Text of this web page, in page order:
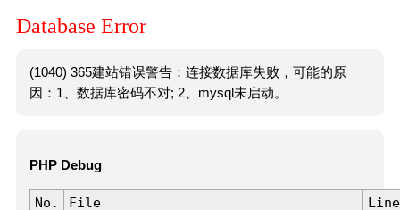
Database Error
(1040) 365建站错误警告：连接数据库失败，可能的原
因：1、数据库密码不对; 2、mysql未启动。
PHP Debug
No. File
Line